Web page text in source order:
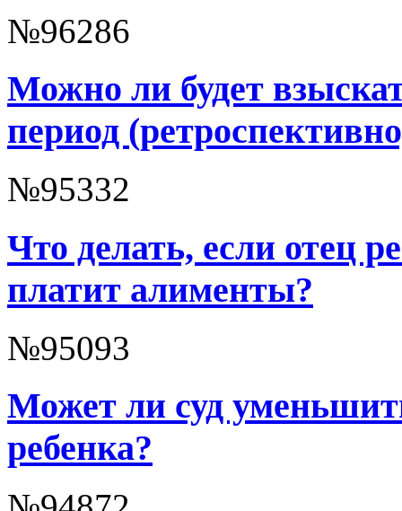
№96286
Можно ли будет
период
№95332
Что делать, если отец
платит алименты?
№95093
Может ли суд
ребенка?